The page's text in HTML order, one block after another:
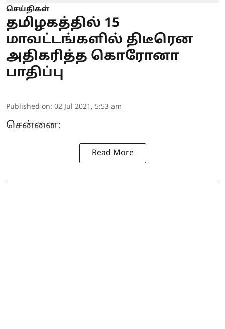
செய்திகள்
தமிழகத்தில் 15
மாவட்டங்களில் திடீரென
அதிகரித்த கொரோனா
பாதிப்பு
Published on: 02 Jul 2021, 5:53 am
சென்னை:
Read More